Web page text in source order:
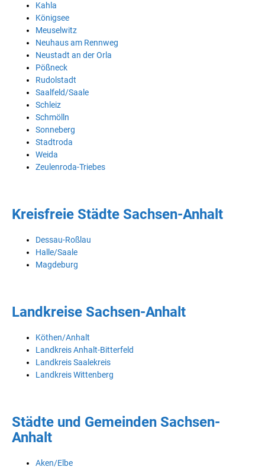
Kahla
Königsee
Meuselwitz
Neuhaus am Rennweg
Neustadt an der Orla
Pößneck
Rudolstadt
Saalfeld/Saale
Schleiz
Schmölln
Sonneberg
Stadtroda
Weida
Zeulenroda-Triebes
Kreisfreie Städte Sachsen-Anhalt
Dessau-Roßlau
Halle/Saale
Magdeburg
Landkreise Sachsen-Anhalt
Köthen/Anhalt
Landkreis Anhalt-Bitterfeld
Landkreis Saalekreis
Landkreis Wittenberg
Städte und Gemeinden Sachsen-
Anhalt
Aken/Elbe